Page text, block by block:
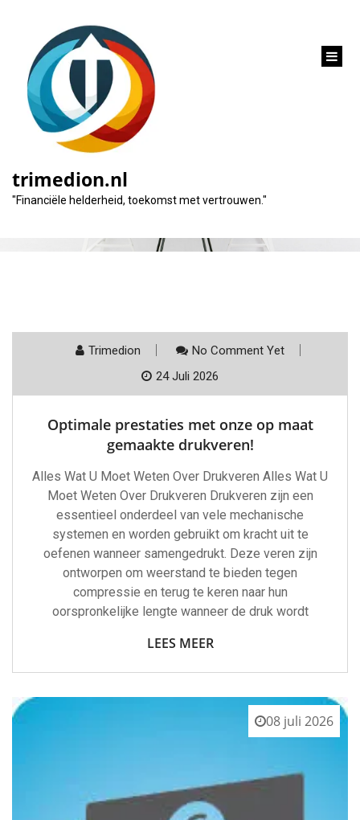
trimedion.nl
"Financiële helderheid, toekomst met vertrouwen."
Blog
Trimedion
No Comment Yet
24 Juli 2026
Optimale prestaties met onze op maat
gemaakte drukveren!
Alles Wat U Moet Weten Over Drukveren Alles Wat U
Moet Weten Over Drukveren Drukveren zijn een
essentieel onderdeel van vele mechanische
systemen en worden gebruikt om kracht uit te
oefenen wanneer samengedrukt. Deze veren zijn
ontworpen om weerstand te bieden tegen
compressie en terug te keren naar hun
oorspronkelijke lengte wanneer de druk wordt
LEES MEER
08 juli 2026